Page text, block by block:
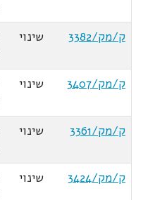
ק/מק/3382
שינוי
ק/מק/3407
שינוי
ק/מק/3361
שינוי
ק/מק/3424
שינוי